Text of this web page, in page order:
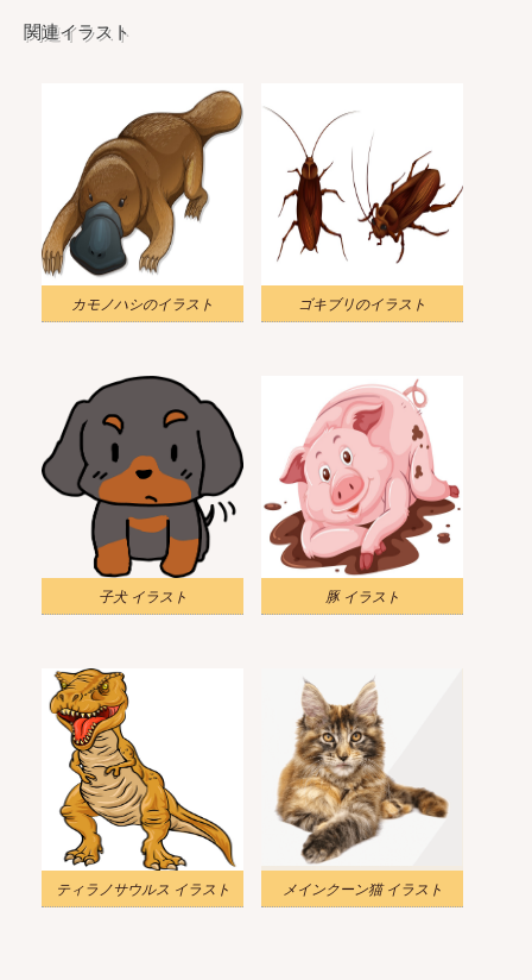
関連イラスト
カモノハシのイラスト ゴキブリのイラスト
子犬 イラスト 豚 イラスト
ティラノサウルス イラスト メインクーン猫 イラスト